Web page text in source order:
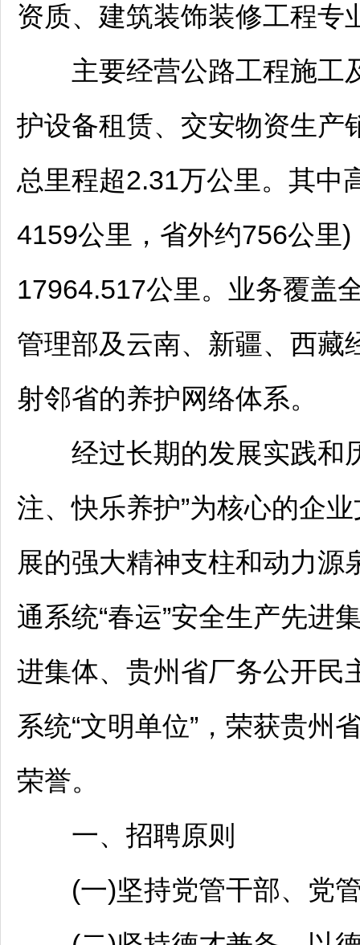
资质、建筑装饰装修工程专
主要经营公路工程施工
护设备租赁、交安物资生产
总里程超2.31万公里。其中
4159公里，省外约756公里
17964.517公里。业务覆盖
管理部及云南、新疆、西藏
射邻省的养护网络体系。
经过长期的发展实践和
注、快乐养护”为核心的企
展的强大精神支柱和动力源
通系统“春运”安全生产先进
进集体、贵州省厂务公开民
系统“文明单位”，荣获贵州
荣誉。
一、 招聘原则
(一)坚持党管干部、党管